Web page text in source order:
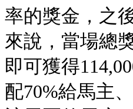
率的獎金，之
來說，當場總
即可獲得
配70%給馬主